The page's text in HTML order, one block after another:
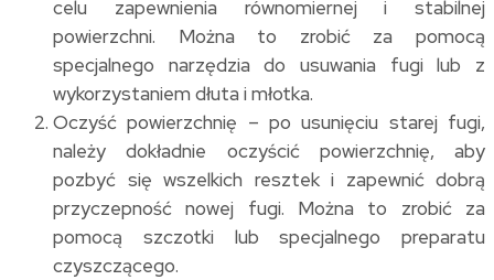
celu zapewnienia równomiernej i stabilnej
powierzchni. Można to zrobić za pomocą
specjalnego narzędzia do usuwania fugi lub z
wykorzystaniem dłuta i młotka.
Oczyść powierzchnię – po usunięciu starej fugi,
należy dokładnie oczyścić powierzchnię, aby
pozbyć się wszelkich resztek i zapewnić dobrą
przyczepność nowej fugi. Można to zrobić za
pomocą szczotki lub specjalnego preparatu
czyszczącego.